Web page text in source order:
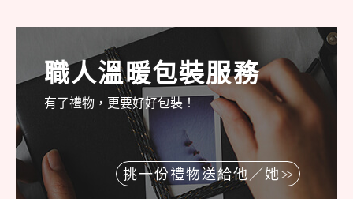
職人溫暖包裝服務
有了禮物，更要好好包裝！
挑一份禮物送給他／她